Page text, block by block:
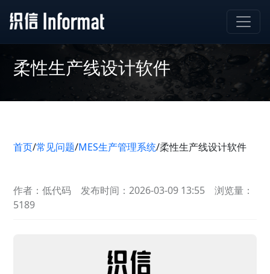
柔性生产线设计软件
首页/常见问题/MES生产管理系统/柔性生产线设计软件
作者：低代码 发布时间：2026-03-09 13:55
浏览量：
5189